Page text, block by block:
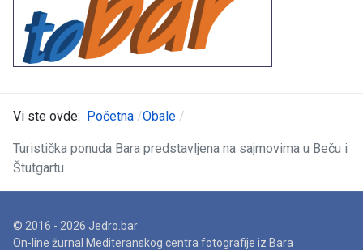
Vi ste ovde: Početna Obale
Turistička ponuda Bara predstavljena na sajmovima u Beču i
Štutgartu
© 2016 - 2026 Jedro.bar
On-line žurnal Mediteranskog centra fotografije iz Bara